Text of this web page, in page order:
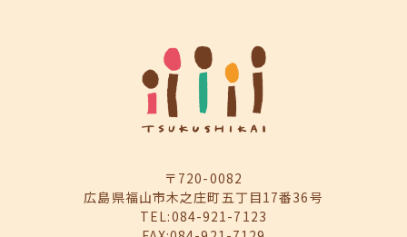
〒720-0082
広島県福山市木之庄町五丁目17番36号
TEL:084-921-7123